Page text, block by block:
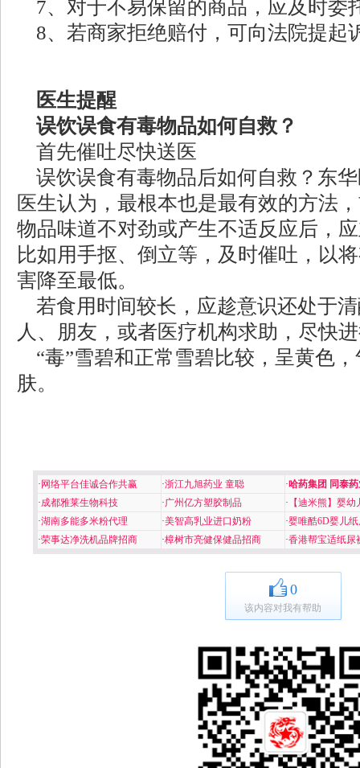
7、对于不易保留的商品，应及时委
8、若商家拒绝赔付，可向法院提起
医生提醒
误饮误食有毒物品如何自救？
首先催吐尽快送医
误饮误食有毒物品后如何自救？东
医生认为，最根本也是最有效的方法
物品味道不对劲或产生不适反应后，
比如用手抠、倒立等，及时催吐，以
害降至最低。
若食用时间较长，应趁意识还处于
人、朋友，或者医疗机构求助，尽快
“毒”雪碧和正常雪碧比较，呈黄色
肤。
· 网络平台佳诚合作共赢 ·浙江九旭药业 童聪 ·哈药集团 同泰
·成都雅莱生物科技 ·广州亿方塑胶制品 · 【迪米熊】婴幼
·湖南多能多米粉代理 ·美智高乳业进口奶粉 ·婴唯酷6D婴儿
·荣事达净洗机品牌招商 ·樟树市亮健保健品招商 ·香港帮宝适纸尿
0
该内容对我有帮助